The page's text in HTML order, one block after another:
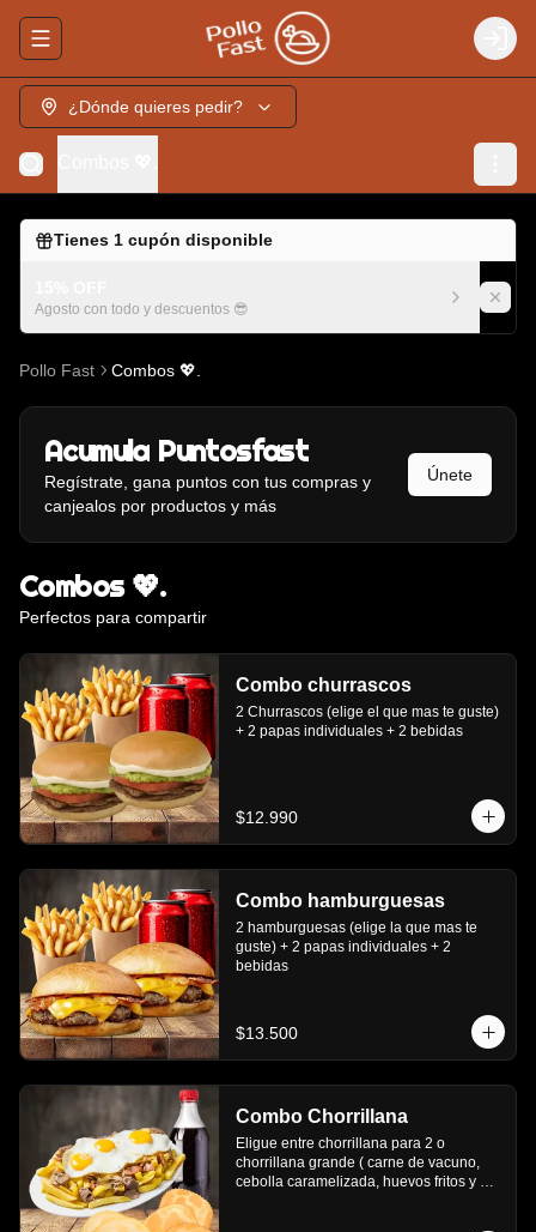
Abrir menu de navegación Login
¿Dónde quieres pedir?
Tienes 1 cupón disponible
Agosto con todo y descuentos 😎
Pollo Fast Combos 💖.
Acumula Puntosfast
Regístrate, gana puntos con tus compras y
canjealos por productos y más
Únete
Combos 💖.
Perfectos para compartir
Combo churrascos
2 Churrascos (elige el que mas te guste)
+ 2 papas individuales + 2 bebidas
$12.990
Combo hamburguesas
2 hamburguesas (elige la que mas te
guste) + 2 papas individuales + 2
bebidas
$13.500
Combo Chorrillana
Eligue entre chorrillana para 2 o
chorrillana grande ( carne de vacuno,
cebolla caramelizada, huevos fritos y